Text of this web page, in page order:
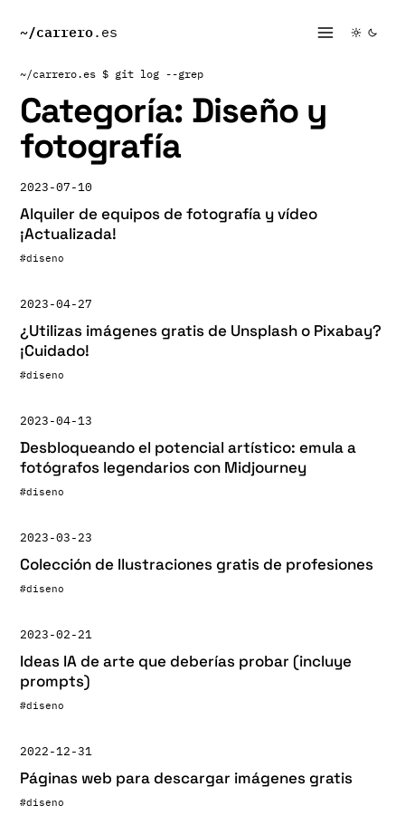
~/carrero.es
~/carrero.es $ git log --grep
Categoría: Diseño y
fotografía
2023-07-10
Alquiler de equipos de fotografía y vídeo
¡Actualizada!
#diseno
2023-04-27
¿Utilizas imágenes gratis de Unsplash o Pixabay?
¡Cuidado!
#diseno
2023-04-13
Desbloqueando el potencial artístico: emula a
fotógrafos legendarios con Midjourney
#diseno
2023-03-23
Colección de Ilustraciones gratis de profesiones
#diseno
2023-02-21
Ideas IA de arte que deberías probar (incluye
prompts)
#diseno
2022-12-31
Páginas web para descargar imágenes gratis
#diseno